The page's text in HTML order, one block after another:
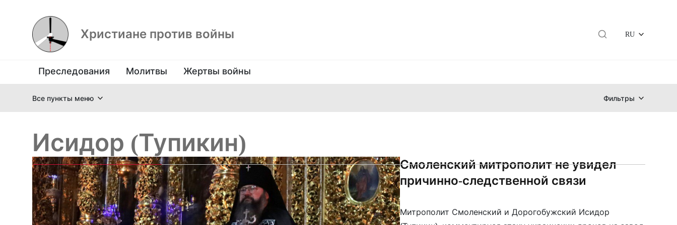
Христиане против войны RU
Преследования Молитвы Жертвы войны
Все пункты меню Фильтры
Исидор (Тупикин)
Смоленский митрополит не увидел
причинно-следственной связи
Митрополит Смоленский и Дорогобужский Исидор